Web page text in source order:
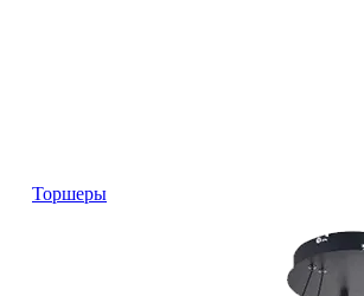
Торшеры